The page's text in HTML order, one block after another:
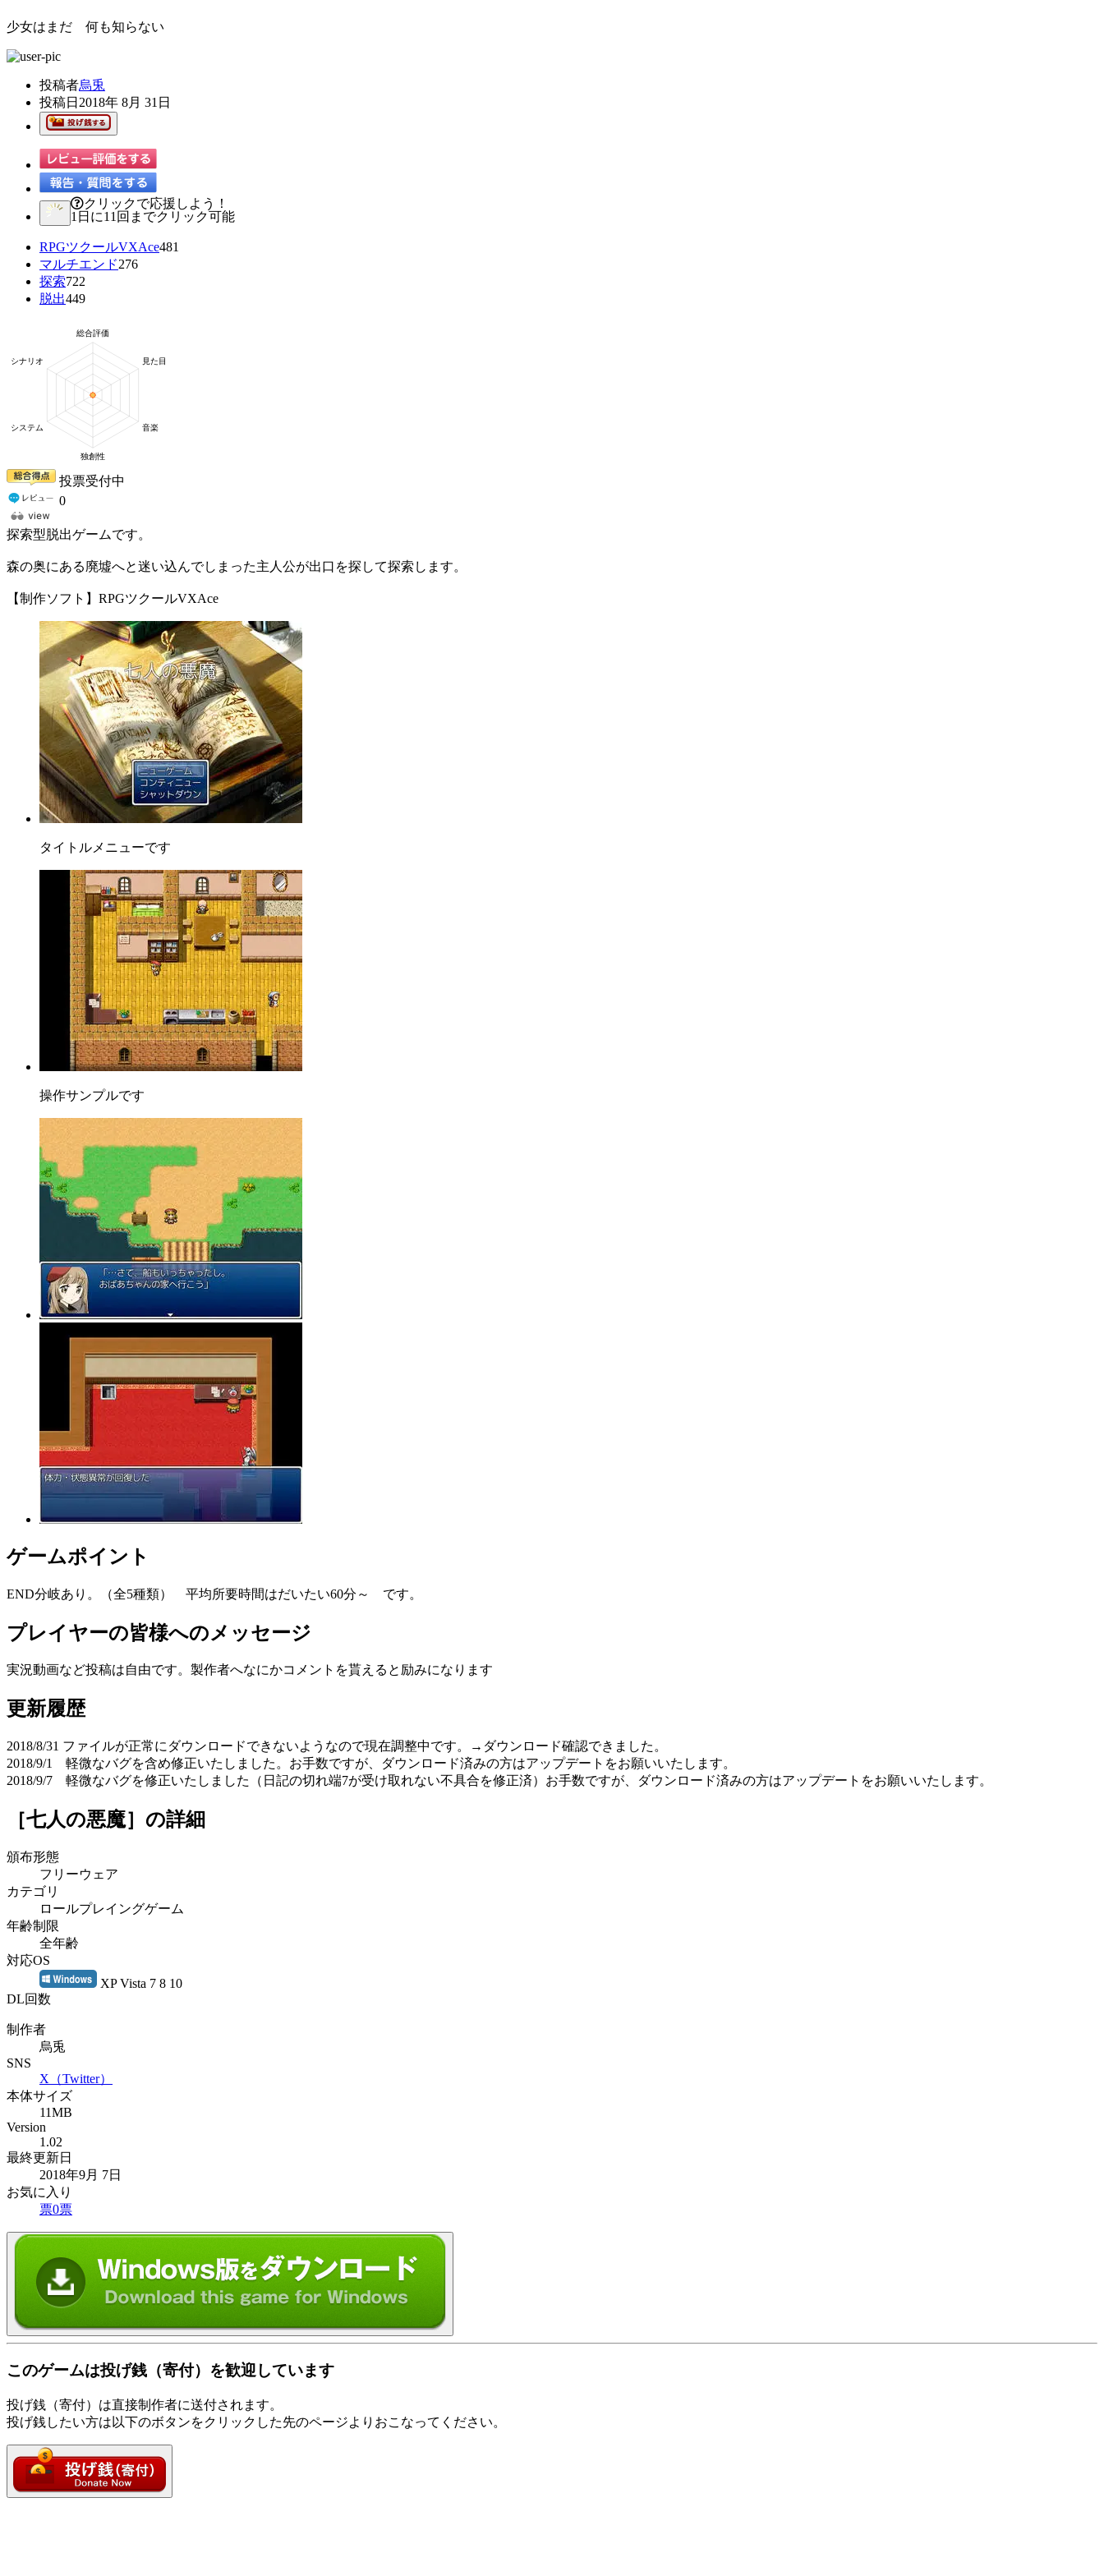
少女はまだ 何も知らない
投稿者烏兎
投稿日 2018年 8月 31日
クリックで応援しよう！
1日に11回までクリック可能
RPGツクールVXAce481
マルチエンド276
探索722
脱出449
投票受付中
0
探索型脱出ゲームです。
森の奥にある廃墟へと迷い込んでしまった主人公が出口を探して探索します。
【制作ソフト】RPGツクールVXAce
タイトルメニューです
操作サンプルです
ゲームポイント
END分岐あり。（全5種類） 平均所要時間はだいたい60分～ です。
プレイヤーの皆様へのメッセージ
実況動画など投稿は自由です。製作者へなにかコメントを貰えると励みになります
更新履歴
2018/8/31 ファイルが正常にダウンロードできないようなので現在調整中です。→ダウンロード確認できました。
2018/9/1 軽微なバグを含め修正いたしました。お手数ですが、ダウンロード済みの方はアップデートをお願いいたします。
2018/9/7 軽微なバグを修正いたしました（日記の切れ端7が受け取れない不具合を修正済）お手数ですが、ダウンロード済みの方はアップデートをお願いいたします。
［七人の悪魔］ の詳細
頒布形態
フリーウェア
カテゴリ
ロールプレイングゲーム
年齢制限
全年齢
対応OS
XP Vista 7 8 10
DL回数
制作者
烏兎
SNS
X（Twitter）
本体サイズ
11MB
Version
1.02
最終更新日
2018年9月 7日
お気に入り
票0票
このゲームは投げ銭（寄付）を歓迎しています
投げ銭（寄付）は直接制作者に送付されます。
投げ銭したい方は以下のボタンをクリックした先のページよりおこなってください。